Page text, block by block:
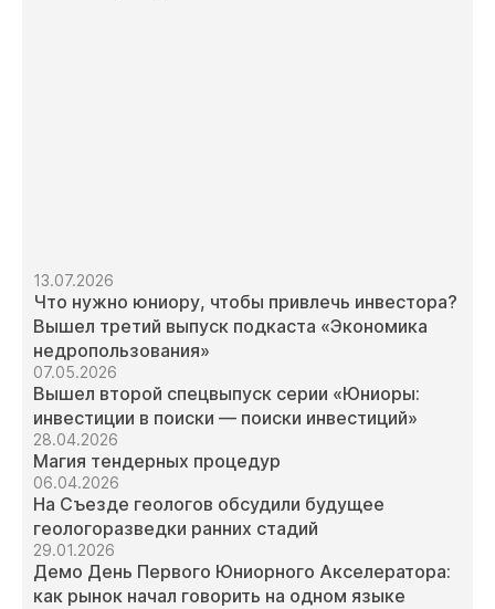
13.07.2026
Что нужно юниору, чтобы привлечь инвестора?
Вышел третий выпуск подкаста «Экономика
недропользования»
07.05.2026
Вышел второй спецвыпуск серии «Юниоры:
инвестиции в поиски — поиски инвестиций»
28.04.2026
Магия тендерных процедур
06.04.2026
На Съезде геологов обсудили будущее
геологоразведки ранних стадий
29.01.2026
Демо День Первого Юниорного Акселератора:
как рынок начал говорить на одном языке